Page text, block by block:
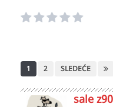
1 2 SLEDEĆE
sale